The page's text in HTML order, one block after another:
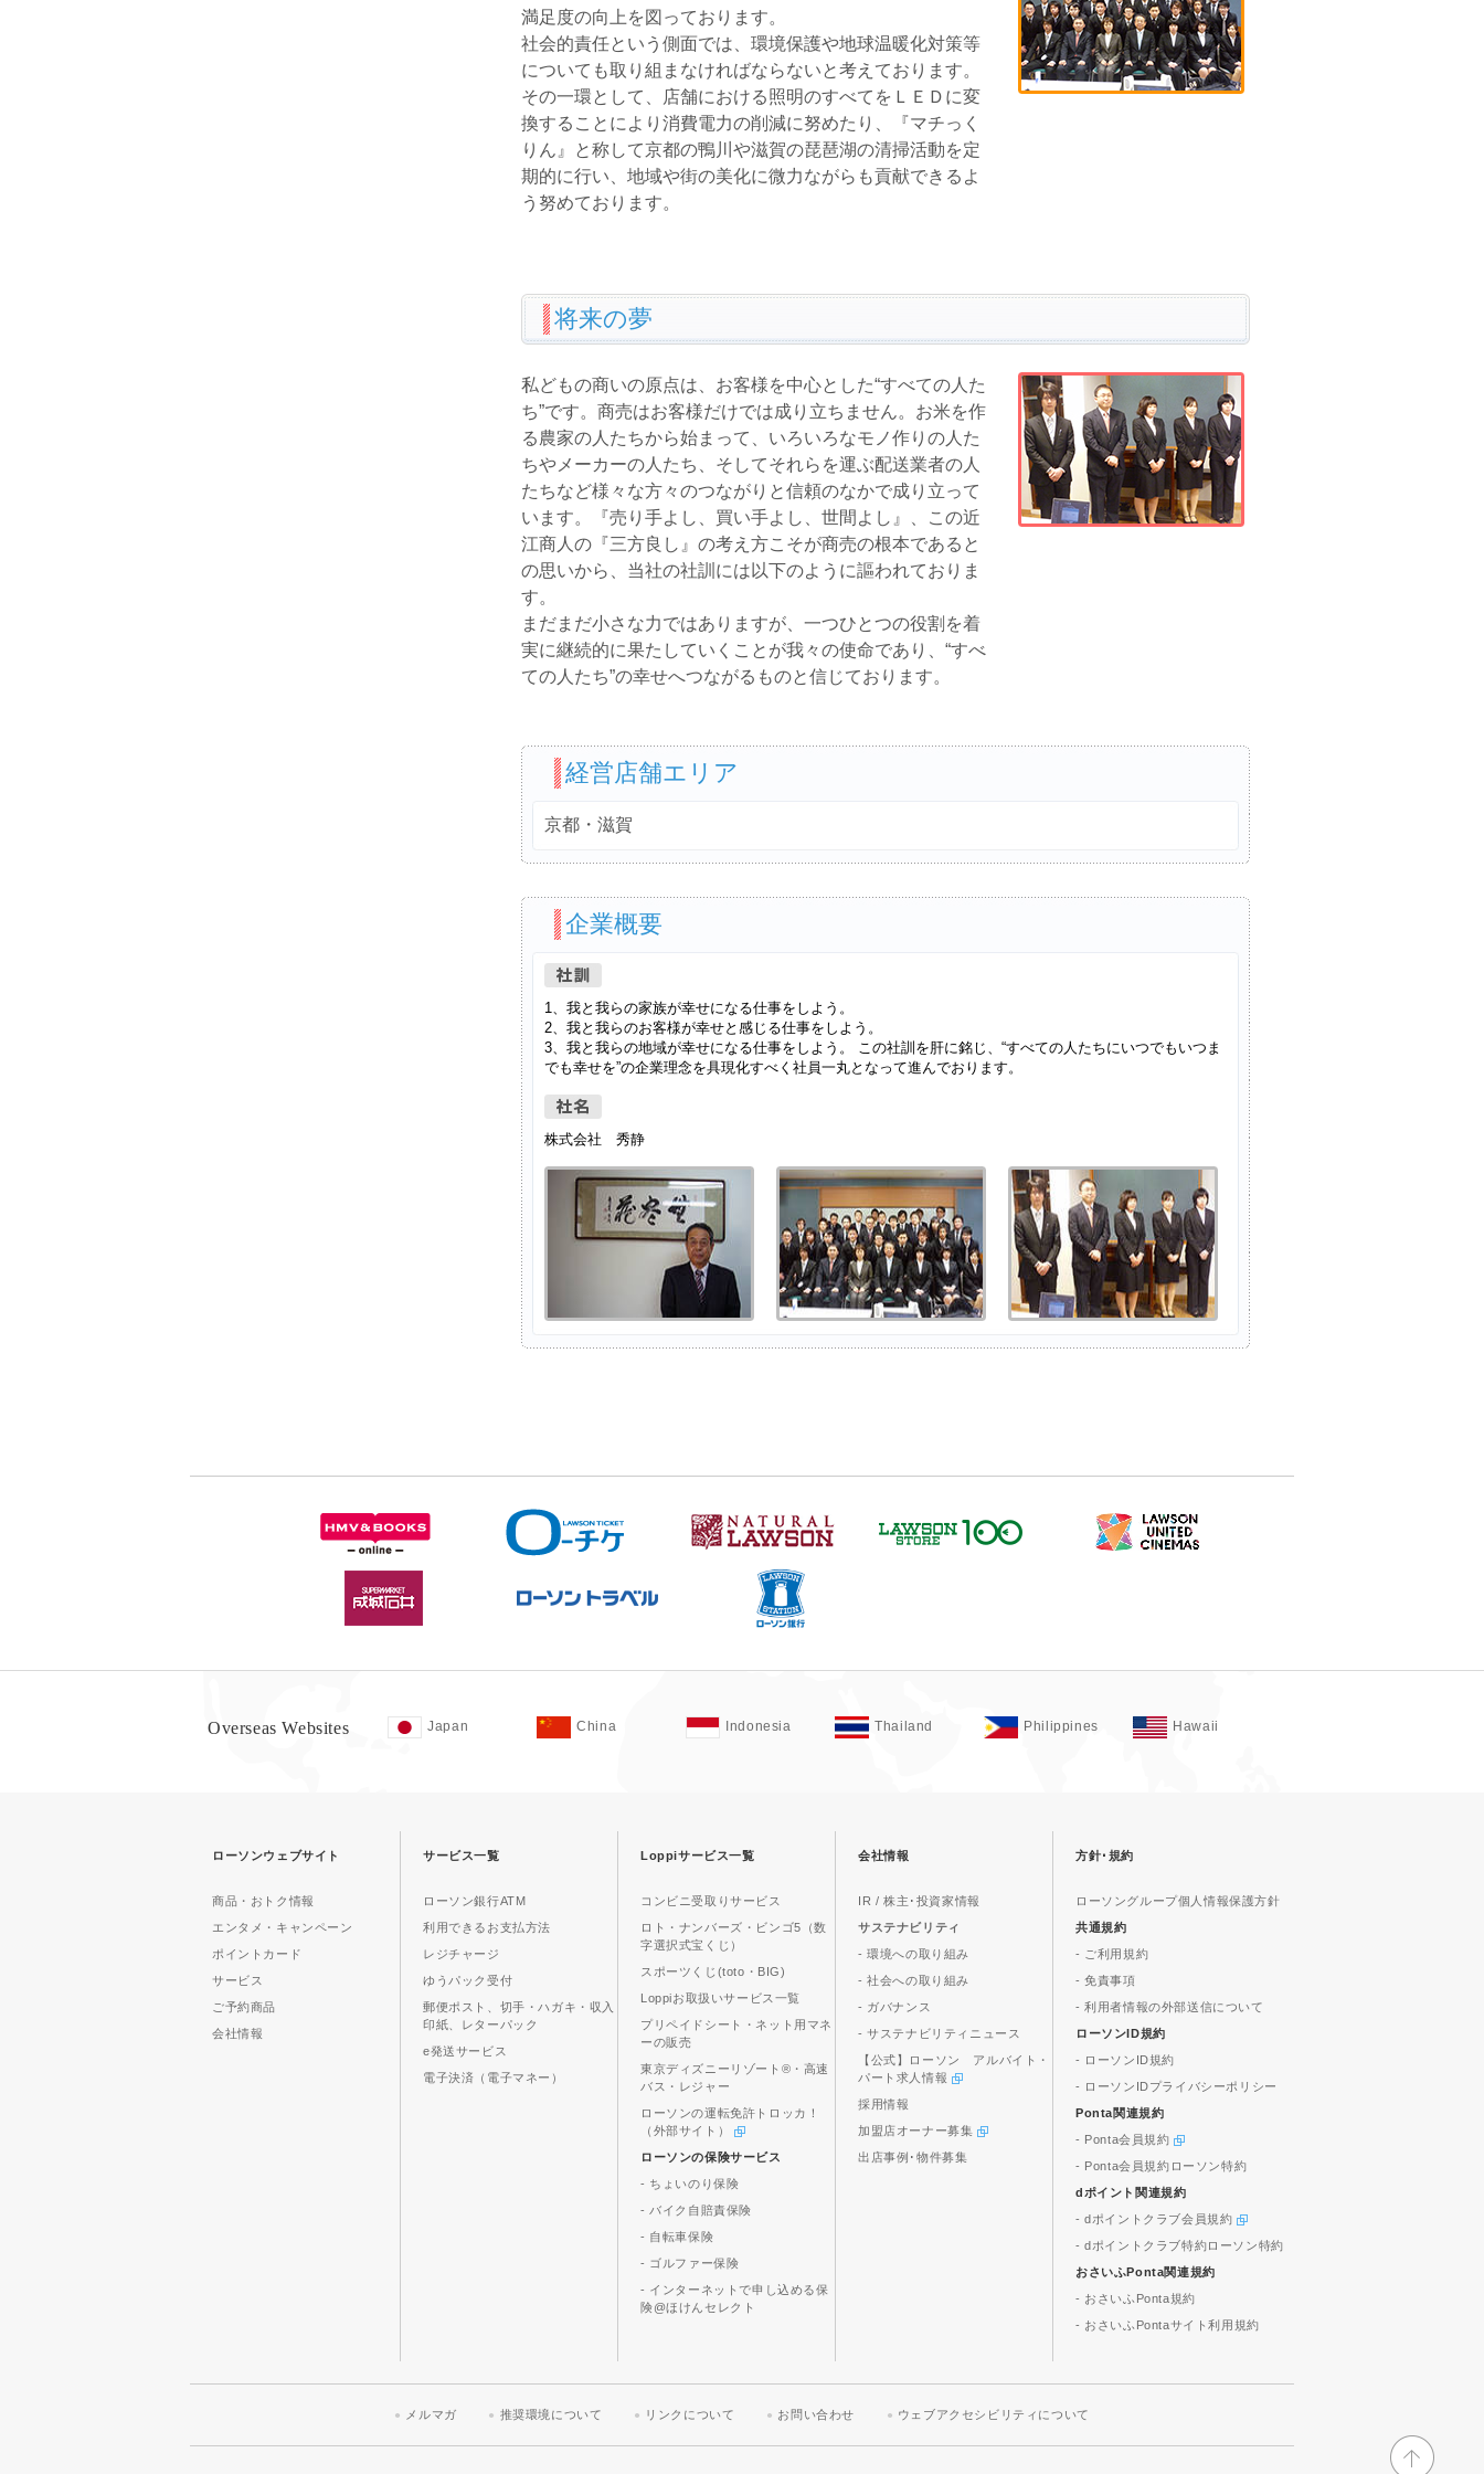
満足度の向上を図っております。
社会的責任という側面では、環境保護や地球温暖化対策等
についても取り組まなければならないと考えております。
その一環として、店舗における照明のすべてをＬＥＤに変
換することにより消費電力の削減に努めたり、『マチっく
りん』と称して京都の鴨川や滋賀の琵琶湖の清掃活動を定
期的に行い、地域や街の美化に微力ながらも貢献できるよ
う努めております。
将来の夢
私どもの商いの原点は、お客様を中心とした“すべての人た
ち”です。商売はお客様だけでは成り立ちません。お米を作
る農家の人たちから始まって、いろいろなモノ作りの人た
ちやメーカーの人たち、そしてそれらを運ぶ配送業者の人
たちなど様々な方々のつながりと信頼のなかで成り立って
います。『売り手よし、買い手よし、世間よし』、この近
江商人の『三方良し』の考え方こそが商売の根本であると
の思いから、当社の社訓には以下のように謳われておりま
す。
まだまだ小さな力ではありますが、一つひとつの役割を着
実に継続的に果たしていくことが我々の使命であり、“すべ
ての人たち”の幸せへつながるものと信じております。
経営店舗エリア
京都・滋賀
企業概要
1、我と我らの家族が幸せになる仕事をしよう。
2、我と我らのお客様が幸せと感じる仕事をしよう。
3、我と我らの地域が幸せになる仕事をしよう。 この社訓を肝に銘じ、“すべての人たちにいつでもいつま
でも幸せを”の企業理念を具現化すべく社員一丸となって進んでおります。
株式会社 秀静
Overseas Websites Japan China Indonesia Thailand Philippines Hawaii
ローソンウェブサイト
商品・おトク情報
エンタメ・キャンペーン
ポイントカード
サービス
ご予約商品
会社情報
サービス一覧
ローソン銀行ATM
利用できるお支払方法
レジチャージ
ゆうパック受付
郵便ポスト、切手・ハガキ・収入
印紙、レターパック
e発送サービス
電子決済（電子マネー）
Loppiサービス一覧
コンビニ受取りサービス
ロト・ナンバーズ・ビンゴ5（数
字選択式宝くじ）
スポーツくじ(toto・BIG)
Loppiお取扱いサービス一覧
プリペイドシート・ネット用マネ
ーの販売
東京ディズニーリゾート®・高速
バス・レジャー
ローソンの運転免許トロッカ！
（外部サイト）
ローソンの保険サービス
- ちょいのり保険
- バイク自賠責保険
- 自転車保険
- ゴルファー保険
- インターネットで申し込める保
険@ほけんセレクト
会社情報
IR / 株主･投資家情報
サステナビリティ
- 環境への取り組み
- 社会への取り組み
- ガバナンス
- サステナビリティニュース
【公式】ローソン アルバイト・
パート求人情報
採用情報
加盟店オーナー募集
出店事例･物件募集
方針･規約
ローソングループ個人情報保護方針
共通規約
- ご利用規約
- 免責事項
- 利用者情報の外部送信について
ローソンID規約
- ローソンID規約
- ローソンIDプライバシーポリシー
Ponta関連規約
- Ponta会員規約
- Ponta会員規約ローソン特約
dポイント関連規約
- dポイントクラブ会員規約
- dポイントクラブ特約ローソン特約
おさいふPonta関連規約
- おさいふPonta規約
- おさいふPontaサイト利用規約
メルマガ 推奨環境について リンクについて お問い合わせ ウェブアクセシビリティについて